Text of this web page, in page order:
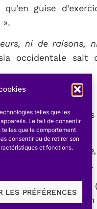
telles que les
Le fait de consentir
que le comportement
consentir ou de retirer son
et fonctions.
LES PRÉFÉRENCES
guise
».
ni de raisons,
occidentale sait
du principe du
de vivre
de non puissance
».
pétition de
de vivre si